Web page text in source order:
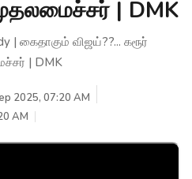
| DMK
| கைதாகும் விஜய்??... கரூர்
| DMK
2025, 07:20 AM
AM